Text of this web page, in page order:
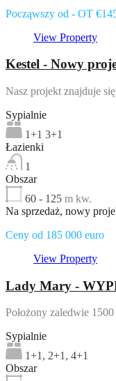
Począwszy od - OT
View Property
Kestel - Nowy
Nasz projekt znajduje
Sypialnie
1+1 3+1
Łazienki
1
Obszar
60 - 125 m kw.
Na sprzedaż, nowy
Ceny od 185 000 euro
View Property
Lady Mary -
Położony zaledwie
Sypialnie
1+1, 2+1, 4+1
Obszar